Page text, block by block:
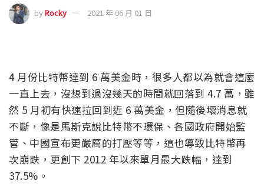
byRocky 2021 年 06 月 01 日
4 月份比特幣達到 6 萬美金時，很多人都以為就會這麼
一直上去，沒想到過沒幾天的時間就回落到 4.7 萬，雖
然 5 月初有快速拉回到近 6 萬美金，但隨後壞消息就
不斷，像是馬斯克說比特幣不環保、各國政府開始監
管、中國宣布更嚴厲的打壓等等，這也導致比特幣再
次崩跌，更創下 2012 年以來單月最大跌幅，達到
37.5%。